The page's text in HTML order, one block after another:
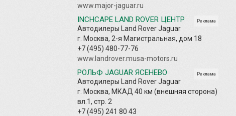
www.major-jaguar.ru
Реклама
INCHCAPE LAND ROVER ЦЕНТР
Автодилеры Land Rover Jaguar
г. Москва, 2-я Магистральная, дом 18
+7 (495) 480-77-76
www.landrover.musa-motors.ru
Реклама
РОЛЬФ JAGUAR ЯСЕНЕВО
Автодилеры Land Rover Jaguar
г. Москва, МКАД 40 км (внешняя сторона)
вл.1, стр. 2
+7 (495) 241 80 43